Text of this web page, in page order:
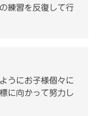
練習を反復して行
うにお子様個々に
に向かって努力し